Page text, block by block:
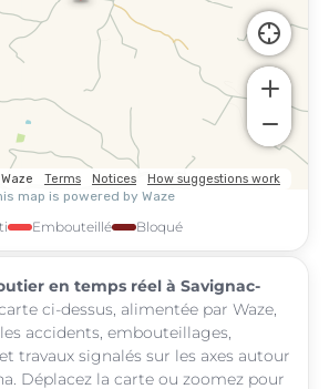
Embouteillé Bloqué
en temps réel à Savignac-
ci-dessus, alimentée par Waze,
accidents, embouteillages,
travaux signalés sur les axes autour
Déplacez la carte ou zoomez pour